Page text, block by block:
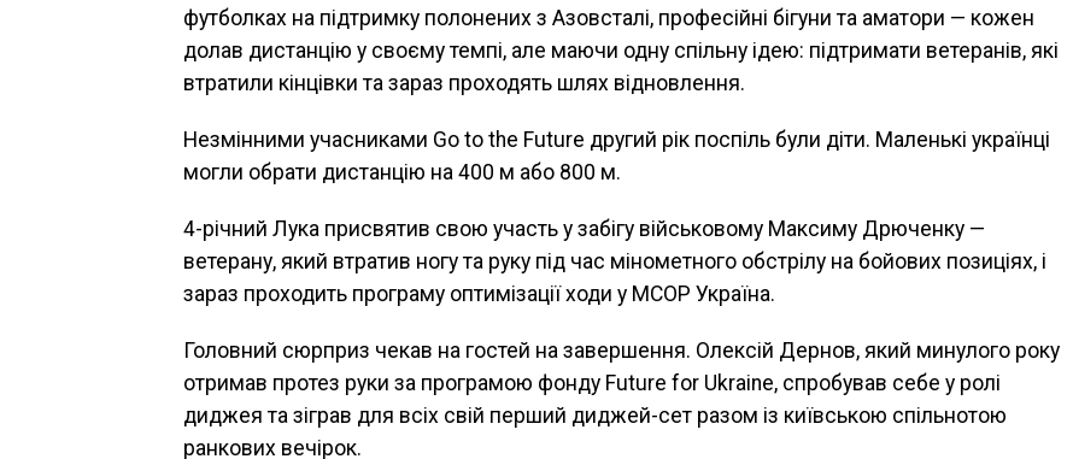
футболках на підтримку полонених з Азовсталі, професійні бігуни та аматори — кожен
долав дистанцію у своєму темпі, але маючи одну спільну ідею: підтримати ветеранів, які
втратили кінцівки та зараз проходять шлях відновлення.
Незмінними учасниками Go to the Future другий рік поспіль були діти. Маленькі українці
могли обрати дистанцію на 400 м або 800 м.
4-річний Лука присвятив свою участь у забігу військовому Максиму Дрюченку —
ветерану, який втратив ногу та руку під час мінометного обстрілу на бойових позиціях, і
зараз проходить програму оптимізації ходи у MCOP Україна.
Головний сюрприз чекав на гостей на завершення. Олексій Дернов, який минулого року
отримав протез руки за програмою фонду Future for Ukraine, спробував себе у ролі
диджея та зіграв для всіх свій перший диджей-сет разом із київською спільнотою
ранкових вечірок.